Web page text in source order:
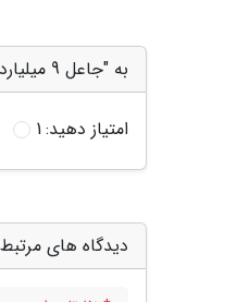
به "جاعل 9 میلیاردی اسناد ملکی در دام پلیس بروجرد" امتیاز دهید
امتیاز دهید:1
دیدگاه های مرتبط با "جاعل 9 میلیاردی